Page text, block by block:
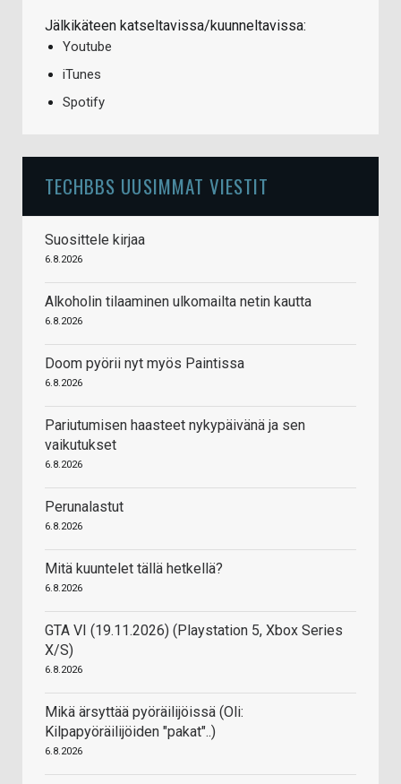
Jälkikäteen katseltavissa/kuunneltavissa:
Youtube
iTunes
Spotify
TECHBBS UUSIMMAT VIESTIT
Suosittele kirjaa
6.8.2026
Alkoholin tilaaminen ulkomailta netin kautta
6.8.2026
Doom pyörii nyt myös Paintissa
6.8.2026
Pariutumisen haasteet nykypäivänä ja sen
vaikutukset
6.8.2026
Perunalastut
6.8.2026
Mitä kuuntelet tällä hetkellä?
6.8.2026
GTA VI (19.11.2026) (Playstation 5, Xbox Series
X/S)
6.8.2026
Mikä ärsyttää pyöräilijöissä (Oli:
Kilpapyöräilijöiden "pakat"..)
6.8.2026